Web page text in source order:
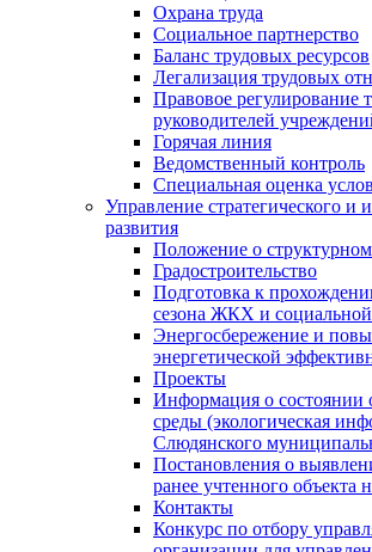
Охрана труда
Социальное партнерство
Баланс трудовых ресурсов
Легализация трудовых
Правовое регулирование
руководителей
Горячая линия
Ведомственный контроль
Специальная оценка
Управление стратегического и
развития
Положение о
Градостроительство
Подготовка к
сезона ЖКХ и
Энергосбережение и
энергетической
Проекты
Информация о
среды (экологическая
Слюдянского
Постановления о
ранее учтенного объекта
Контакты
Конкурс по отбору